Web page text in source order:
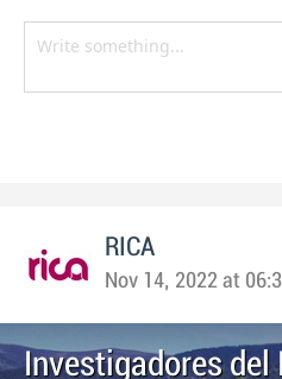
RICA
Nov 14, 2022 at
​Investigadores del